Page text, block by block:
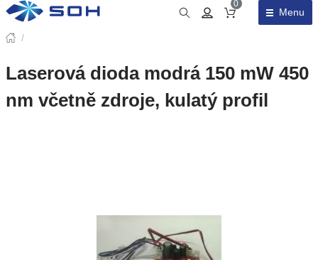
Obsah košíku
0
Menu
/
Laserová dioda modrá 150 mW 450
nm včetně zdroje, kulatý profil